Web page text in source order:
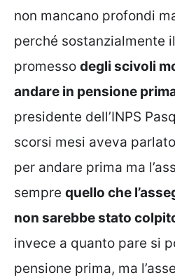
non mancano profondi
perché sostanzialmente
promesso degli scivoli
andare in pensione
presidente dell’INPS
scorsi mesi aveva
per andare prima ma
sempre quello che
non sarebbe stato
invece a quanto pare si
pensione prima, ma